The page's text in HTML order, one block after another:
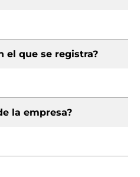
el que se registra?
la empresa?